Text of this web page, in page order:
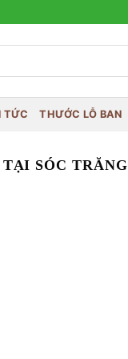
TỨC THƯỚC LỖ BAN
SÓC TRĂNG